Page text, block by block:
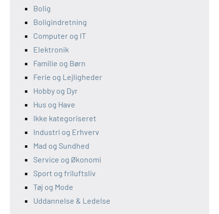
Bolig
Boligindretning
Computer og IT
Elektronik
Familie og Børn
Ferie og Lejligheder
Hobby og Dyr
Hus og Have
Ikke kategoriseret
Industri og Erhverv
Mad og Sundhed
Service og Økonomi
Sport og friluftsliv
Tøj og Mode
Uddannelse & Ledelse